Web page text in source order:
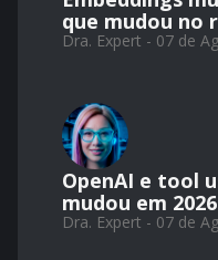
que mudou no
Dra. Expert - 07 de
OpenAI e tool
mudou em 2026
Dra. Expert - 07 de